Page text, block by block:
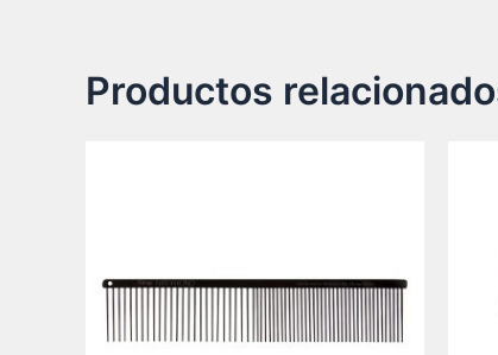
Productos